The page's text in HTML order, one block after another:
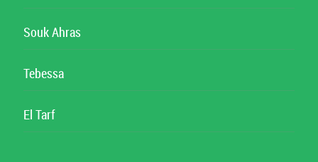
Souk Ahras
Tebessa
El Tarf